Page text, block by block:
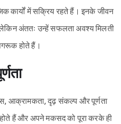
कार्यों में सक्रिय रहते हैं। इनके जीवन
अंततः उन्हें सफलता अवश्य मिलती
होते हैं।
आक्रामकता, दृढ़ संकल्प और पूर्णता
हैं और अपने मकसद को पूरा करके ही